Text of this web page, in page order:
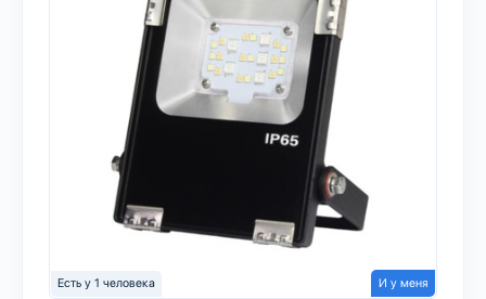
Есть у 1 человека И у меня